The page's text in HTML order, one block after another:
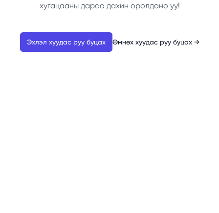
хугацааны дараа дахин оролдоно уу!
Эхлэл хуудас руу буцах Өмнөх хуудас руу буцах →